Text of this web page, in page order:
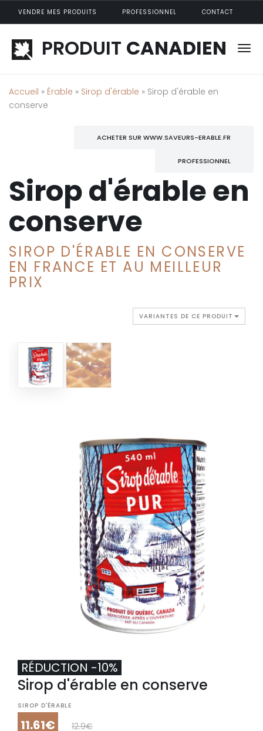
Aller au contenu principal
VENDRE MES PRODUITS PROFESSIONNEL CONTACT
PRODUIT CANADIEN
Accueil » Érable » Sirop d'érable » Sirop d'érable en
conserve
ACHETER SUR WWW.SAVEURS-ERABLE.FR
PROFESSIONNEL
Sirop d'érable en
conserve
SIROP D'ÉRABLE EN CONSERVE
EN FRANCE ET AU MEILLEUR
PRIX
VARIANTES DE CE PRODUIT
Sirop d'érable en conserve
SIROP D'ÉRABLE
11.61€
12.9€
RÉDUCTION -10%
Sirop d'érable en conserve
RÉDUCTION -5%